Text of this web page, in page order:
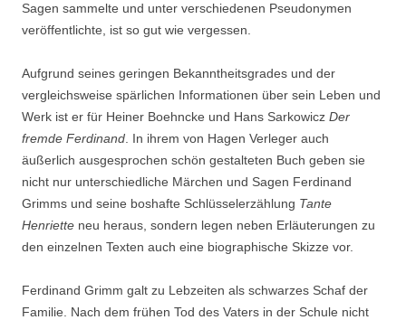
Sagen sammelte und unter verschiedenen Pseudonymen
veröffentlichte, ist so gut wie vergessen.
Aufgrund seines geringen Bekanntheitsgrades und der
vergleichsweise spärlichen Informationen über sein Leben und
Werk ist er für Heiner Boehncke und Hans Sarkowicz Der
fremde Ferdinand . In ihrem von Hagen Verleger auch
äußerlich ausgesprochen schön gestalteten Buch geben sie
nicht nur unterschiedliche Märchen und Sagen Ferdinand
Grimms und seine boshafte Schlüsselerzählung Tante
Henriette neu heraus, sondern legen neben Erläuterungen zu
den einzelnen Texten auch eine biographische Skizze vor.
Ferdinand Grimm galt zu Lebzeiten als schwarzes Schaf der
Familie. Nach dem frühen Tod des Vaters in der Schule nicht